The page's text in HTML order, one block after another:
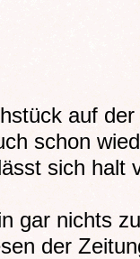
auf
schon
sich halt
gar nichts
der